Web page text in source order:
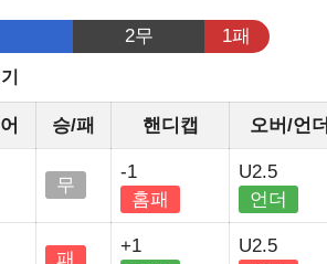
2무 1패
승/패 핸디캡 오버/언더
무
-1
홈패
U2.5
언더
패
+1
U2.5